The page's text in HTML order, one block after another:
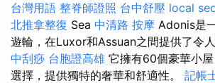
台灣用語 整脊師證照 台中舒壓 local
北推拿整復 Sea 中清路 按摩 Adonis是
遊輪，在Luxor和Assuan之間提供了令
中刮痧 台胞證高雄 它擁有60個豪華小
選擇，提供獨特的奢華和舒適性。 記帳